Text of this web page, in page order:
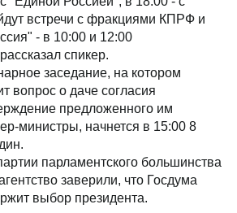
встречи с фракциями КПРФ и
- в 10:00 и 12:00
спикер.
заседание, на котором
вопрос о даче согласия
предложенного им
министры, начнется в 15:00 8
парламентского большинства
заверили, что Госдума
выбор президента.